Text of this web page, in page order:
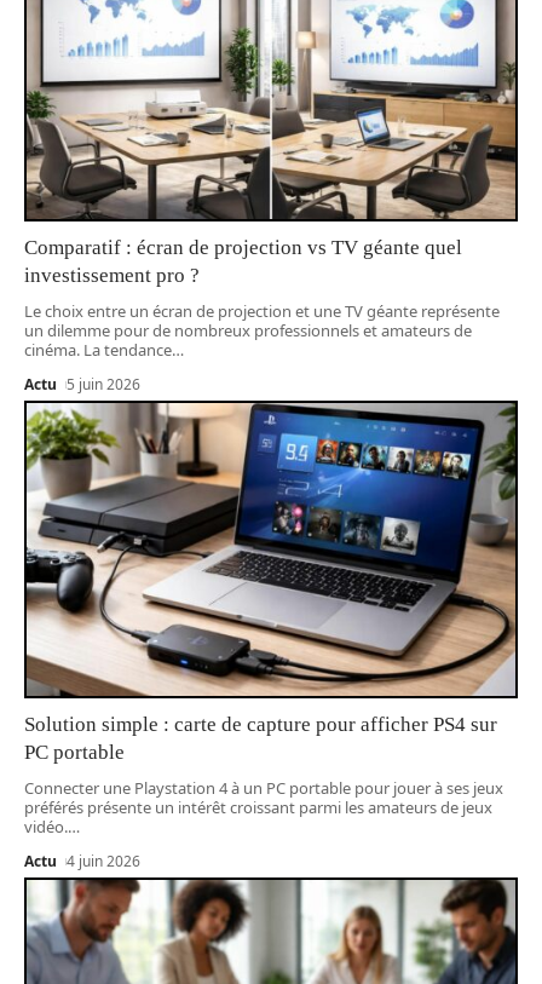
Comparatif : écran de projection vs TV géante quel
investissement pro ?
Le choix entre un écran de projection et une TV géante représente
un dilemme pour de nombreux professionnels et amateurs de
cinéma. La tendance…
Actu 5 juin 2026
Solution simple : carte de capture pour afficher PS4 sur
PC portable
Connecter une Playstation 4 à un PC portable pour jouer à ses jeux
préférés présente un intérêt croissant parmi les amateurs de jeux
vidéo.…
Actu 4 juin 2026